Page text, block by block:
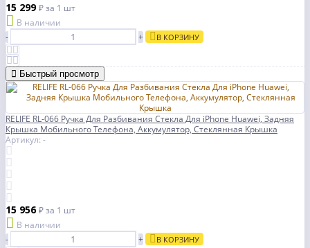
15 299₽за 1 шт
В наличии
-
+ В КОРЗИНУ
Быстрый просмотр
RELIFE RL-066 Ручка Для Разбивания Стекла Для iPhone Huawei, Задняя
Крышка Мобильного Телефона, Аккумулятор, Стеклянная Крышка
Артикул: -
15 956₽за 1 шт
В наличии
-
+ В КОРЗИНУ